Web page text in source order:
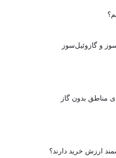
و گازوئیل‌سوز
مناطق بدون گاز
ارزش خرید دارند؟